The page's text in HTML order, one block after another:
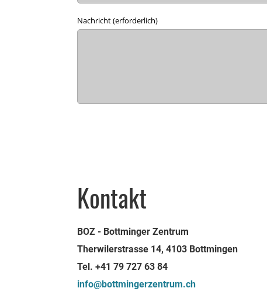
Nachricht (erforderlich)
Kontakt
BOZ - Bottminger Zentrum
Therwilerstrasse 14, 4103 Bottmingen
Tel. +41 79 727 63 84
info@bottmingerzentrum.ch